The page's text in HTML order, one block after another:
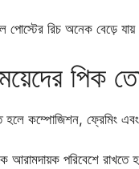
পোস্টের রিচ অনেক বেড়ে
পিক
কম্পোজিশন, ফ্রেমিং এবং
আরামদায়ক পরিবেশে রাখতে